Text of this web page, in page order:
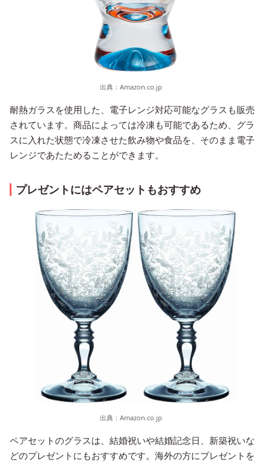
出典： Amazon.co.jp
耐熱ガラスを使用した、電子レンジ対応可能なグラスも販売
されています。商品によっては冷凍も可能であるため、グラ
スに入れた状態で冷凍させた飲み物や食品を、そのまま電子
レンジであたためることができます。
プレゼントにはペアセットもおすすめ
出典： Amazon.co.jp
ペアセットのグラスは、結婚祝いや結婚記念日、新築祝いな
どのプレゼントにもおすすめです。海外の方にプレゼントを